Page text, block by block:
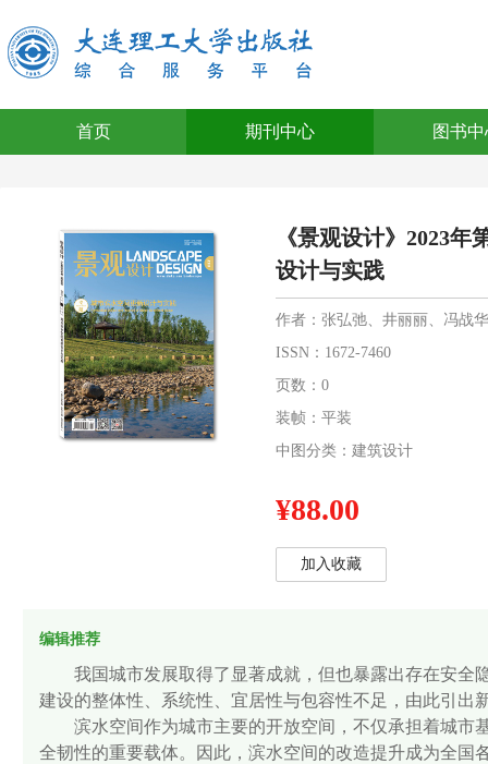
首页 期刊中心 图书中
《景观设计》2023
设计与实践
作者：张弘弛、井丽丽、冯战
ISSN：1672-7460
页数：0
装帧：平装
中图分类：建筑设计
¥88.00
加入收藏
编辑推荐
我国城市发展取得了显著成就，但也暴露出存在安全
建设的整体性、系统性、宜居性与包容性不足，由此引出
滨水空间作为城市主要的开放空间，不仅承担着城市
全韧性的重要载体。因此，滨水空间的改造提升成为全国